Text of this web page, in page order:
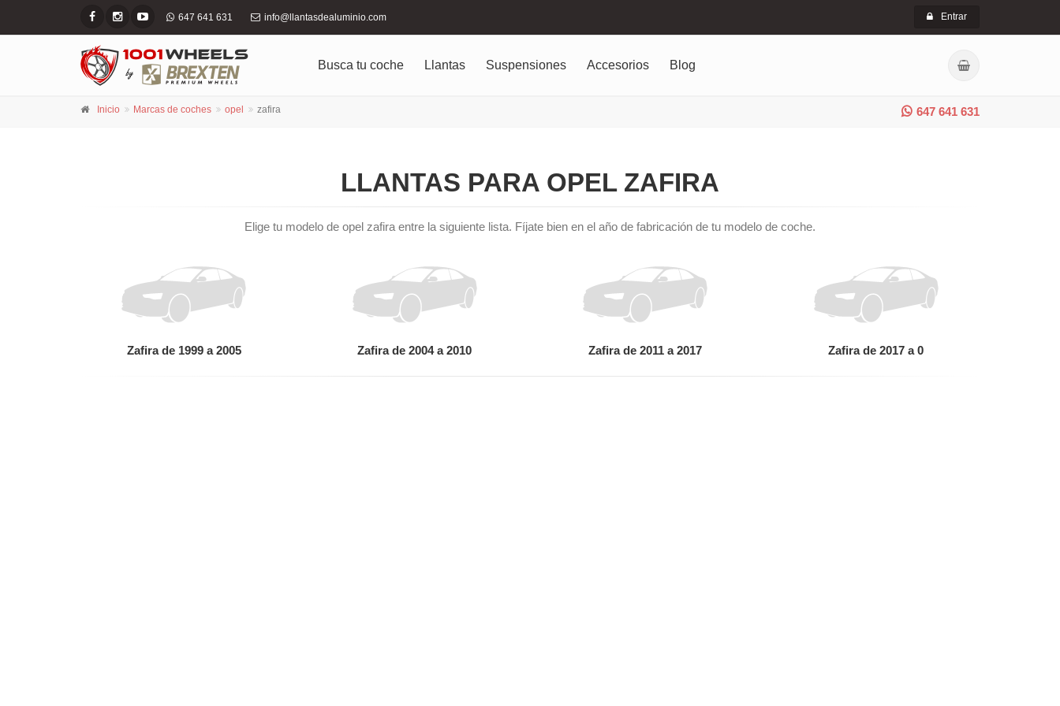
647 641 631 info@llantasdealuminio.com Entrar
Busca tu coche Llantas Suspensiones Accesorios Blog
647 641 631
Inicio Marcas de coches opel zafira
LLANTAS PARA OPEL ZAFIRA
Elige tu modelo de opel zafira entre la siguiente lista. Fíjate bien en el año de fabricación de tu modelo de coche.
Zafira de 1999 a 2005 Zafira de 2004 a 2010 Zafira de 2011 a 2017 Zafira de 2017 a 0